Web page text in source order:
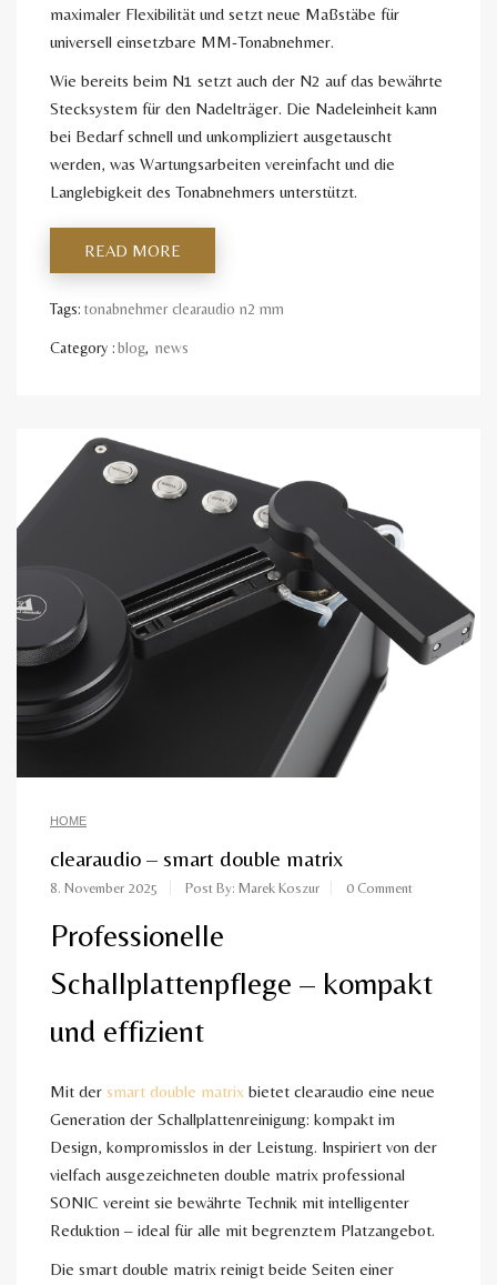
maximaler Flexibilität und setzt neue Maßstäbe für
universell einsetzbare MM-Tonabnehmer.
Wie bereits beim N1 setzt auch der N2 auf das bewährte
Stecksystem für den Nadelträger. Die Nadeleinheit kann
bei Bedarf schnell und unkompliziert ausgetauscht
werden, was Wartungsarbeiten vereinfacht und die
Langlebigkeit des Tonabnehmers unterstützt.
READ MORE
Tags: tonabnehmer clearaudio n2 mm
Category :blog, news
HOME
clearaudio – smart double matrix
8. November 2025 Post By: Marek Koszur 0 Comment
Professionelle
Schallplattenpflege – kompakt
und effizient
Mit der smart double matrix bietet clearaudio eine neue
Generation der Schallplattenreinigung: kompakt im
Design, kompromisslos in der Leistung. Inspiriert von der
vielfach ausgezeichneten double matrix professional
SONIC vereint sie bewährte Technik mit intelligenter
Reduktion – ideal für alle mit begrenztem Platzangebot.
Die smart double matrix reinigt beide Seiten einer